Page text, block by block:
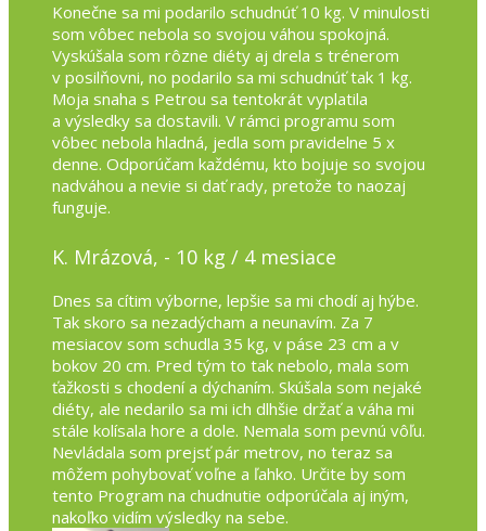
Konečne sa mi podarilo schudnúť 10 kg. V minulosti
som vôbec nebola so svojou váhou spokojná.
Vyskúšala som rôzne diéty aj drela s trénerom
v posilňovni, no podarilo sa mi schudnúť tak 1 kg.
Moja snaha s Petrou sa tentokrát vyplatila
a výsledky sa dostavili. V rámci programu som
vôbec nebola hladná, jedla som pravidelne 5 x
denne. Odporúčam každému, kto bojuje so svojou
nadváhou a nevie si dať rady, pretože to naozaj
funguje.
K. Mrázová, - 10 kg / 4 mesiace
Dnes sa cítim výborne, lepšie sa mi chodí aj hýbe.
Tak skoro sa nezadýcham a neunavím. Za 7
mesiacov som schudla 35 kg, v páse 23 cm a v
bokov 20 cm. Pred tým to tak nebolo, mala som
ťažkosti s chodení a dýchaním. Skúšala som nejaké
diéty, ale nedarilo sa mi ich dlhšie držať a váha mi
stále kolísala hore a dole. Nemala som pevnú vôľu.
Nevládala som prejsť pár metrov, no teraz sa
môžem pohybovať voľne a ľahko. Určite by som
tento Program na chudnutie odporúčala aj iným,
nakoľko vidím výsledky na sebe.